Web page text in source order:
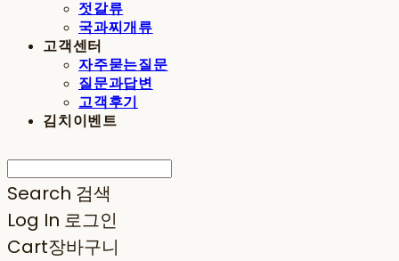
젓갈류
국과찌개류
고객센터
자주묻는질문
질문과답변
고객후기
김치이벤트
Search 검색
Log In 로그인
Cart장바구니